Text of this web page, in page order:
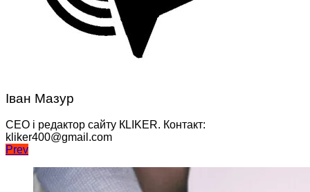
Іван Мазур
CEO і редактор сайту КLIKER. Контакт:
kliker400@gmail.com
Навігація
записів
Prev